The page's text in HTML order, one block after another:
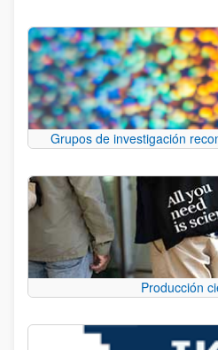
Grupos de investigación
Producción